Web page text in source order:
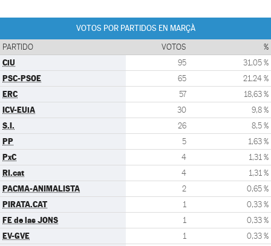
VOTOS POR PARTIDOS EN MARÇÀ
PARTIDO VOTOS %
CiU 95 31,05 %
PSC-PSOE 65 21,24 %
ERC 57 18,63 %
ICV-EUiA 30 9,8 %
S.I. 26 8,5 %
PP 5 1,63 %
PxC 4 1,31 %
RI.cat 4 1,31 %
PACMA-ANIMALISTA 2 0,65 %
PIRATA.CAT 1 0,33 %
FE de las JONS 1 0,33 %
EV-GVE 1 0,33 %